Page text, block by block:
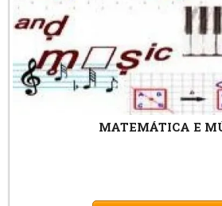
MATEMÁTICA E